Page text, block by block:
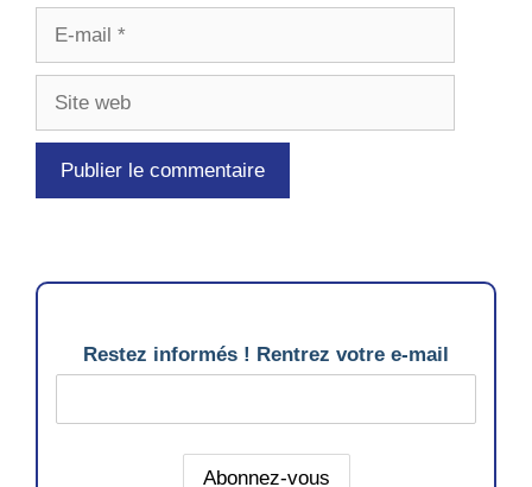
Restez informés ! Rentrez votre e-mail